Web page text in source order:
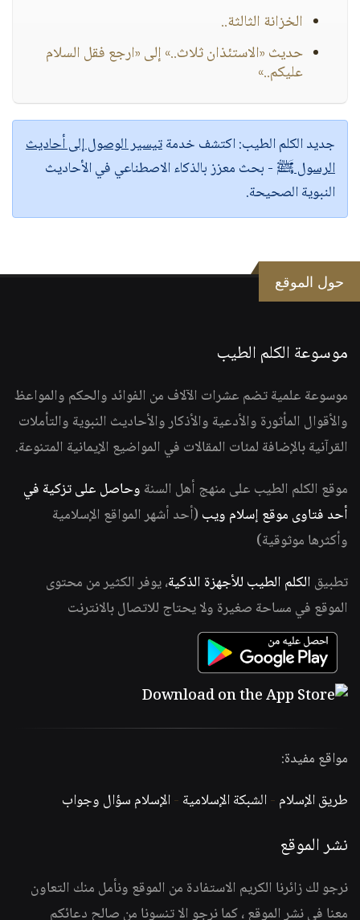
الخزانة الثالثة..
حديث «الاستئذان ثلاث..» إلى «ارجع فقل السلام
عليكم..»
جديد الكلم الطيب:اكتشف خدمةتيسير الوصول إلى أحاديث
الرسول ﷺ - بحث معزز بالذكاء الاصطناعي في الأحاديث
النبوية الصحيحة.
حول الموقع
موسوعة الكلم الطيب
موسوعة علمية تضم عشرات الآلاف من الفوائد والحكم والمواعظ
والأقوال المأثورة والأدعية والأذكار والأحاديث النبوية والتأملات
القرآنية بالإضافة لمئات المقالات في المواضيع الإيمانية المتنوعة.
موقع الكلم الطيب على منهج أهل السنة وحاصل على تزكية في
أحد فتاوى موقع إسلام ويب (أحد أشهر المواقع الإسلامية
وأكثرها موثوقية)
تطبيق الكلم الطيب للأجهزة الذكية، يوفر الكثير من محتوى
الموقع في مساحة صغيرة ولا يحتاج للاتصال بالانترنت
مواقع مفيدة:
طريق الإسلام -الشبكة الإسلامية -الإسلام سؤال وجواب
نشر الموقع
نرجو لك زائرنا الكريم الاستفادة من الموقع ونأمل منك التعاون
معنا في نشر الموقع ، كما نرجو الا تنسونا من صالح دعائكم